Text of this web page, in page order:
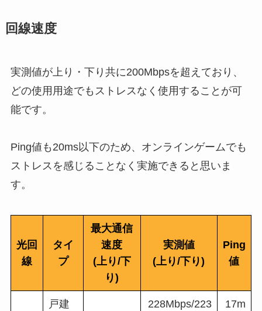
回線速度
実測値が上り・下り共に200Mbpsを超えており、
どの使用用途でもストレスなく使用することが可
能です。
Ping値も20ms以下のため、オンラインゲームでも
ストレスを感じることなく実施できると思いま
す。
光回
線
タイ
プ
最大通信
速度
(上り/下
り)
実測値
(上り/下り)
Ping
値
戸建
228Mbps/223
17m